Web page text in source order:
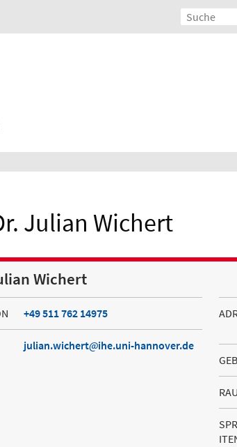
Julian Wichert
Wichert
+49 511 762 14975
julian.wichert ihe.uni-hannover.de